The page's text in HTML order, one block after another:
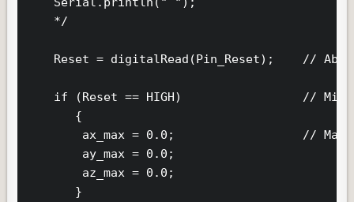
    */
Reset = digitalRead(Pin_Reset);    //
if (Reset == HIGH)                 //
       {
ax_max = 0.0;
        ay_max = 0.0;
        az_max = 0.0;
       }